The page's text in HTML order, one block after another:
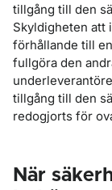
tillgång till den
Skyldigheten att
förhållande till
fullgöra den
tillgång till den
redogjorts för
När